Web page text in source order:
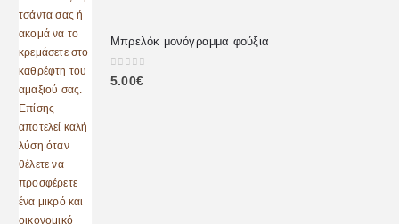
Μπρελόκ μονόγραμμα φούξια
0 out of 5
5.00€